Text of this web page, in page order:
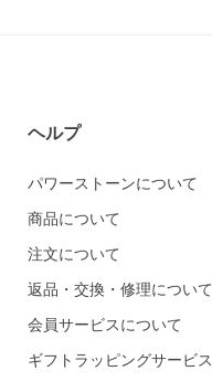
ヘルプ
パワーストーンについて
商品について
注文について
返品・交換・修理について
会員サービスについて
ギフトラッピングサービス